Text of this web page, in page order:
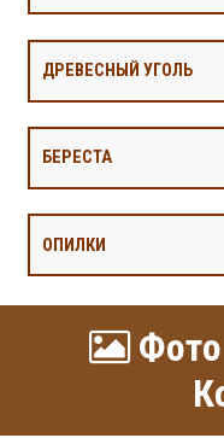
ДРЕВЕСНЫЙ УГОЛЬ
БЕРЕСТА
ОПИЛКИ
Фото